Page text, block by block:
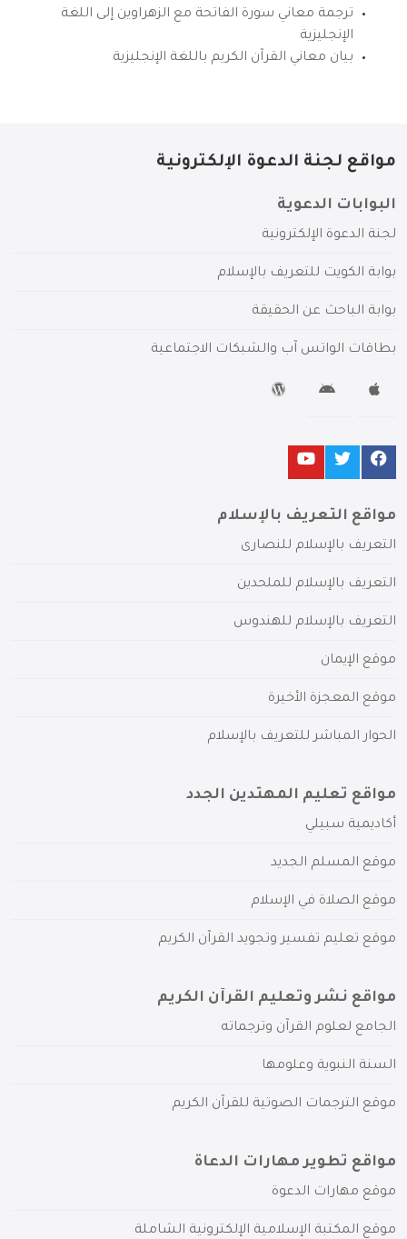
ترجمة معاني سورة الفاتحة مع الزهراوين إلى اللغة
الإنجليزية
بيان معاني القرآن الكريم باللغة الإنجليزية
مواقع لجنة الدعوة الإلكترونية
البوابات الدعوية
لجنة الدعوة الإلكترونية
بوابة الكويت للتعريف بالإسلام
بوابة الباحث عن الحقيقة
بطاقات الواتس آب والشبكات الاجتماعية
مواقع التعريف بالإسلام
التعريف بالإسلام للنصارى
التعريف بالإسلام للملحدين
التعريف بالإسلام للهندوس
موقع الإيمان
موقع المعجزة الأخيرة
الحوار المباشر للتعريف بالإسلام
مواقع تعليم المهتدين الجدد
أكاديمية سبيلي
موقع المسلم الجديد
موقع الصلاة في الإسلام
موقع تعليم تفسير وتجويد القرآن الكريم
مواقع نشر وتعليم القرآن الكريم
الجامع لعلوم القرآن وترجماته
السنة النبوية وعلومها
موقع الترجمات الصوتية للقرآن الكريم
مواقع تطوير مهارات الدعاة
موقع مهارات الدعوة
موقع المكتبة الإسلامية الإلكترونية الشاملة